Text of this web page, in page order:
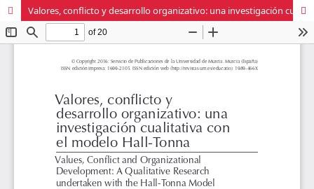
Valores, conflicto y desarrollo organizativo: una investigación cualitativa con el modelo Hall-Tonna